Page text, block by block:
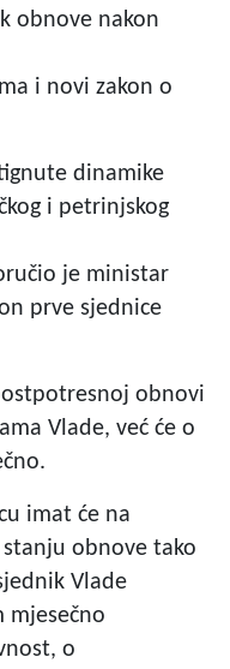
obnove nakon
i novi zakon o
dinamike
i petrinjskog
je ministar
prve sjednice
obnovi
Vlade, već će o
imat će na
obnove tako
Vlade
mjesečno
o